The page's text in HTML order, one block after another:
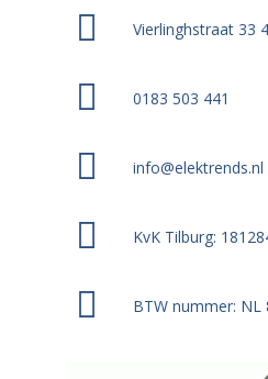
Vierlinghstraat 33
0183 503 441
info@elektrends.nl
KvK Tilburg:
BTW nummer: NL